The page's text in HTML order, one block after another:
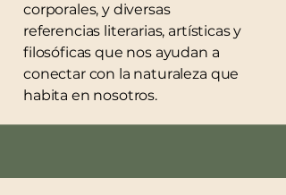
corporales, y diversas
referencias literarias, artísticas y
filosóficas que nos ayudan a
conectar con la naturaleza que
habita en nosotros.